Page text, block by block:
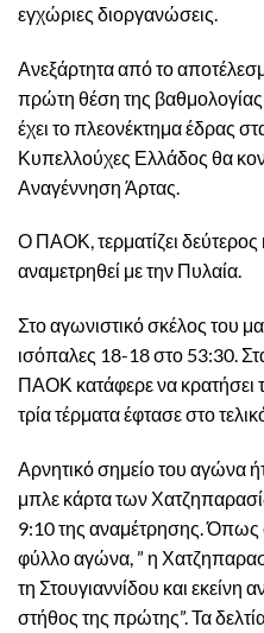
εγχώριες διοργανώσεις.
Ανεξάρτητα από το
πρώτη θέση της βαθμολογίας
έχει το πλεονέκτημα έδρας
Κυπελλούχες Ελλάδος θα
Αναγέννηση Άρτας.
Ο ΠΑΟΚ, τερματίζει δεύτερος
αναμετρηθεί με την Πυλαία.
Στο αγωνιστικό σκέλος του
ισόπαλες 18-18 στο 53:30. Στα
ΠΑΟΚ κατάφερε να κρατήσει
τρία τέρματα έφτασε στο
Αρνητικό σημείο του αγώνα
μπλε κάρτα των
9:10 της αναμέτρησης. Όπως
φύλλο αγώνα, ” η
τη Στουγιαννίδου και
στήθος της πρώτης”. Τα